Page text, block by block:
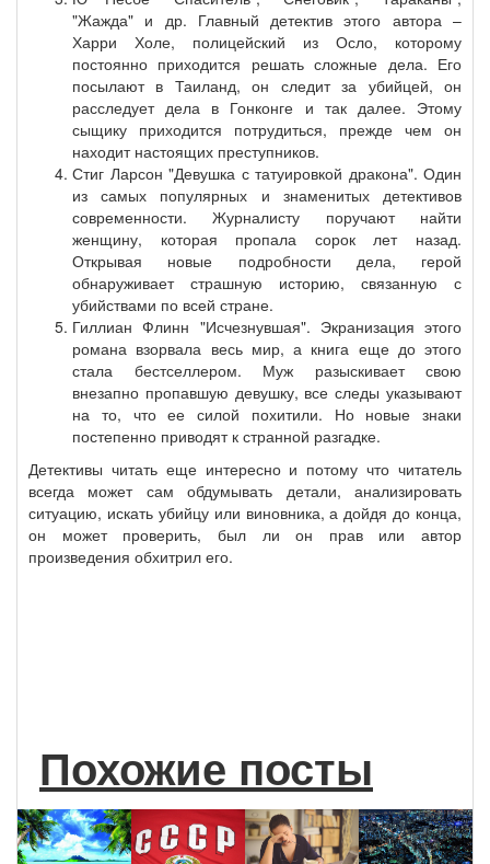
"Жажда" и др. Главный детектив этого автора –
Харри Холе, полицейский из Осло, которому
постоянно приходится решать сложные дела. Его
посылают в Таиланд, он следит за убийцей, он
расследует дела в Гонконге и так далее. Этому
сыщику приходится потрудиться, прежде чем он
находит настоящих преступников.
Стиг Ларсон "Девушка с татуировкой дракона". Один
из самых популярных и знаменитых детективов
современности. Журналисту поручают найти
женщину, которая пропала сорок лет назад.
Открывая новые подробности дела, герой
обнаруживает страшную историю, связанную с
убийствами по всей стране.
Гиллиан Флинн "Исчезнувшая". Экранизация этого
романа взорвала весь мир, а книга еще до этого
стала бестселлером. Муж разыскивает свою
внезапно пропавшую девушку, все следы указывают
на то, что ее силой похитили. Но новые знаки
постепенно приводят к странной разгадке.
Детективы читать еще интересно и потому что читатель
всегда может сам обдумывать детали, анализировать
ситуацию, искать убийцу или виновника, а дойдя до конца,
он может проверить, был ли он прав или автор
произведения обхитрил его.
Похожие посты